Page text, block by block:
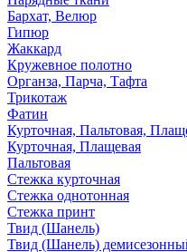
Бархат, Велюр
Гипюр
Жаккард
Кружевное полотно
Органза, Парча, Тафта
Трикотаж
Фатин
Курточная, Пальтовая,
Курточная, Плащевая
Пальтовая
Стежка курточная
Стежка однотонная
Стежка принт
Твид (Шанель)
Твид (Шанель)